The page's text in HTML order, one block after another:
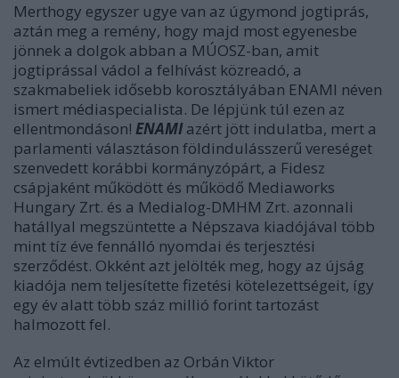
Merthogy egyszer ugye van az úgymond jogtiprás,
aztán meg a remény, hogy majd most egyenesbe
jönnek a dolgok abban a MÚOSZ-ban, amit
jogtiprással vádol a felhívást közreadó, a
szakmabeliek idősebb korosztályában ENAMI néven
ismert médiaspecialista. De lépjünk túl ezen az
ellentmondáson! ENAMIazért jött indulatba, mert a
parlamenti választáson földindulásszerű vereséget
szenvedett korábbi kormányzópárt, a Fidesz
csápjaként működött és működő Mediaworks
Hungary Zrt. és a Medialog-DMHM Zrt. azonnali
hatállyal megszüntette a Népszava kiadójával több
mint tíz éve fennálló nyomdai és terjesztési
szerződést. Okként azt jelölték meg, hogy az újság
kiadója nem teljesítette fizetési kötelezettségeit, így
egy év alatt több száz millió forint tartozást
halmozott fel.
Az elmúlt évtizedben az Orbán Viktor